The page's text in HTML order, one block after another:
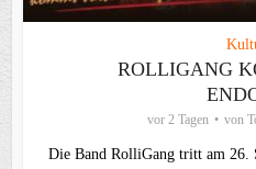
ROLLIGANG
vor 2 Tagen von
Die Band RolliGang tritt am 26.